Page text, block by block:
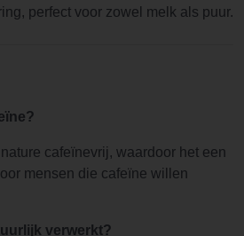
perfect voor zowel melk als puur.
cafeïnevrij, waardoor het een
mensen die cafeïne willen
verwerkt?